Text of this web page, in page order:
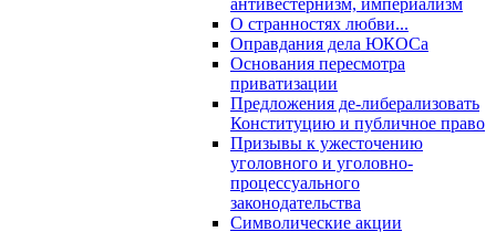
антивестернизм, империализм
О странностях любви...
Оправдания дела ЮКОСа
Основания пересмотра
приватизации
Предложения де-либерализовать
Конституцию и публичное право
Призывы к ужесточению
уголовного и уголовно-
процессуального
законодательства
Символические акции